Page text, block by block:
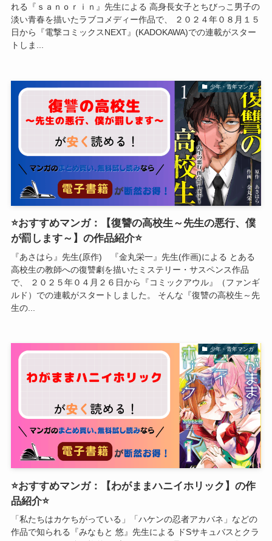
れる『ｓａｎｏｒｉｎ』先生による 高身長女子とちびっこ男子の
淡い青春を描いたラブコメディー作品で、 ２０２４年０８月１５
日から『電撃コミックスNEXT』(KADOKAWA)での連載がスター
トしま...
少年・青年マンガ
⭐おすすめマンガ：【復讐の高校生～先生の悪行、僕
が罰します～】の作品紹介⭐
『あさはら』先生(原作) 『金丸栄一』先生(作画)による とある
高校生の教師への復讐劇を描いたミステリー・サスペンス作品
で、 ２０２５年０４月２６日から『コミックアウル』（ファンギ
ルド）での連載がスタートしました。 そんな『復讐の高校生～先
生の...
少年・青年マンガ
⭐おすすめマンガ：【わがままハニイホリック】の作
品紹介⭐
「私たちはカケちがっている」「ハケンの忍者アカバネ」などの
作品で知られる『みなもと 悠』先生による ドSサキュバスとクラ